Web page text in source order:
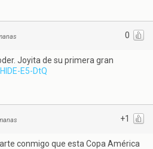
0
Joyita de su primera gran
E5-DtQ
+1
conmigo que esta Copa América